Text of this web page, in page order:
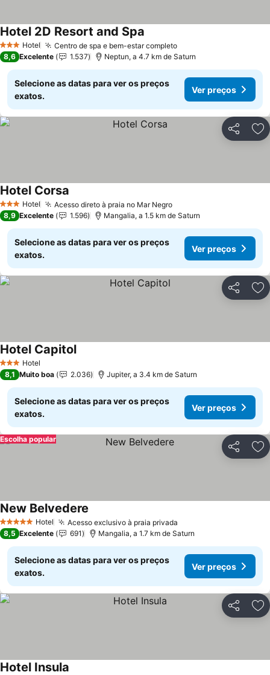
3 EstrelasHotel Centro de spa e bem-estar completoVer preços
Hotel 2D Resort and Spa
8,6 Excelente 1.537 Neptun, a 4.7 km de Saturn
Selecione as datas para ver os preços
exatos.
Ver preços
Partilhar
3 EstrelasHotel Acesso direto à praia no Mar NegroVer preços
Hotel Corsa
8,9 Excelente 1.596 Mangalia, a 1.5 km de Saturn
Selecione as datas para ver os preços
exatos.
Ver preços
Partilhar
3 EstrelasHotel
Hotel CapitolVer preços
8,1 Muito boa 2.036 Jupiter, a 3.4 km de Saturn
Selecione as datas para ver os preços
exatos.
Ver preços
Partilhar
Escolha popular
5 Estrelas Hotel Acesso exclusivo à praia privada
New Belvedere
8,5 Excelente 691 Mangalia, a 1.7 km de Saturn
Selecione as datas para ver os preços
exatos.
Ver preços
Partilhar
Hotel Insula